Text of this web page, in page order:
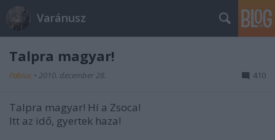
Varánusz
Talpra magyar!
Fabius • 2010. december 28. 410
Talpra magyar! Hí a Zsoca!
Itt az idő, gyertek haza!